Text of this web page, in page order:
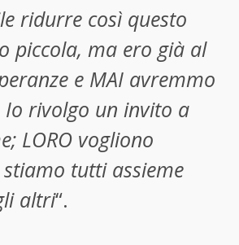
ridurre così questo
piccola, ma ero già al
e MAI avremmo
rivolgo un invito a
LORO vogliono
tutti assieme
altri“.